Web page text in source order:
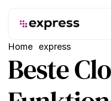
Home express
Beste